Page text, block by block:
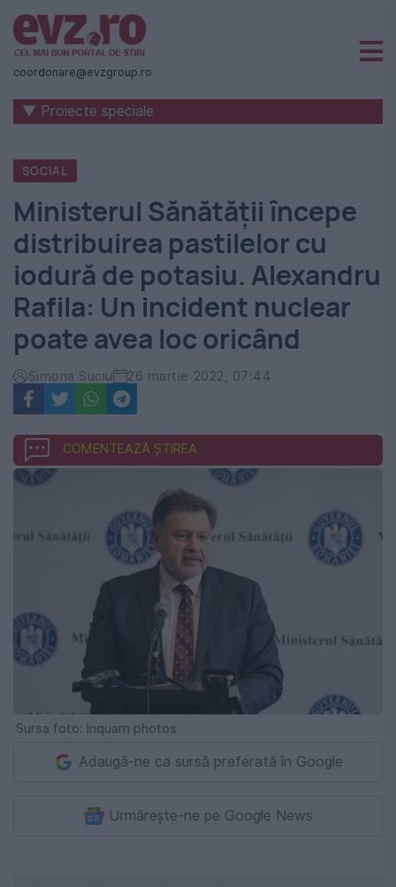
Știri
naționale
internaționale
România
-
Evenimentul
Zilei
coordonare@evzgroup.ro
▼ Proiecte speciale
SOCIAL
Ministerul Sănătății începe
distribuirea pastilelor cu
iodură de potasiu. Alexandru
Rafila: Un incident nuclear
poate avea loc oricând
Simona Suciu 26 martie 2022, 07:44
COMENTEAZĂ ȘTIREA
Sursa foto: Inquam photos
Adaugă-ne ca sursă preferată în Google
Urmărește-ne pe Google News